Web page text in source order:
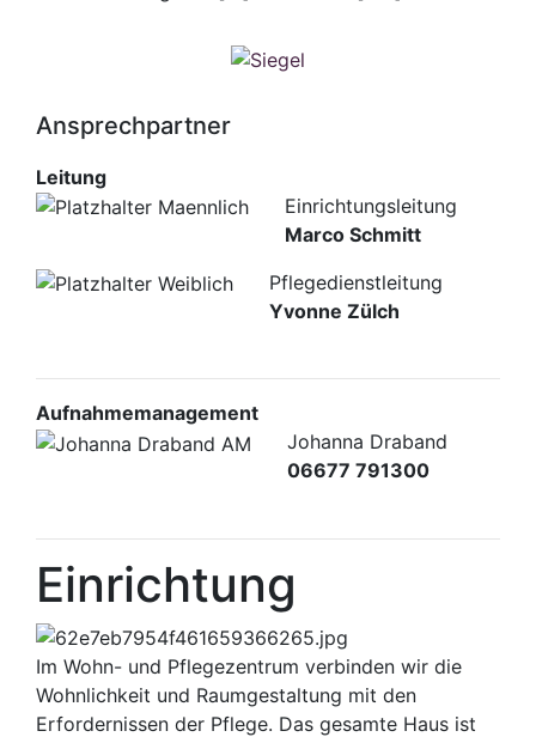
Ansprechpartner
Leitung
Einrichtungsleitung
Marco Schmitt
Pflegedienstleitung
Yvonne Zülch
Aufnahmemanagement
Johanna Draband
06677 791300
Einrichtung
Im Wohn- und Pflegezentrum verbinden wir die
Wohnlichkeit und Raumgestaltung mit den
Erfordernissen der Pflege. Das gesamte Haus ist